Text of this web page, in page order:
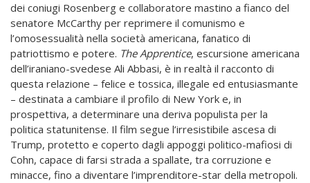
dei coniugi Rosenberg e collaboratore mastino a fianco del
senatore McCarthy per reprimere il comunismo e
l’omosessualità nella società americana, fanatico di
patriottismo e potere. The Apprentice, escursione americana
dell’iraniano-svedese Ali Abbasi, è in realtà il racconto di
questa relazione – felice e tossica, illegale ed entusiasmante
– destinata a cambiare il profilo di New York e, in
prospettiva, a determinare una deriva populista per la
politica statunitense. Il film segue l’irresistibile ascesa di
Trump, protetto e coperto dagli appoggi politico-mafiosi di
Cohn, capace di farsi strada a spallate, tra corruzione e
minacce, fino a diventare l’imprenditore-star della metropoli.